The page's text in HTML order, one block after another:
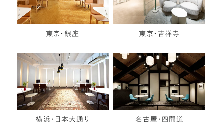
東京・銀座 東京・吉祥寺
横浜・日本大通り 名古屋・四間道